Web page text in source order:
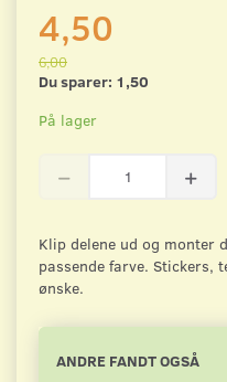
4,50
6,00
Du sparer: 1,50
På lager
Klip delene ud og monter
passende farve. Stickers,
ønske.
ANDRE FANDT OGSÅ